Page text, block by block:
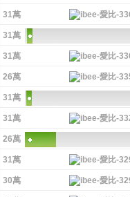
31萬
31萬
31萬
26萬
31萬
31萬
26萬
31萬
30萬